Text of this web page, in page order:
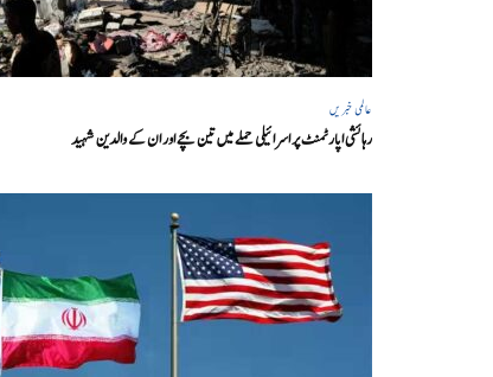
عالمی خبریں
رہائشی اپارٹمنٹ پر اسرائیلی حملے میں تین بچے اور ان کے والدین شہید